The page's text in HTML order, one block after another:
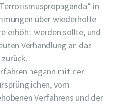
in
über wiederholte
erhöht werden sollte, und
Verhandlung an das
begann mit der
vom
Verfahrens und der